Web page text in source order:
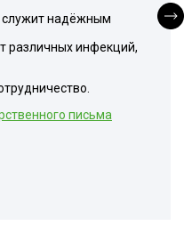
надёжным
различных инфекций,
письма